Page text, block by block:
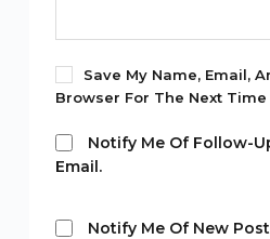
Save My Name, Email,
Browser For The Next
Notify Me Of Follow-
Email.
Notify Me Of New